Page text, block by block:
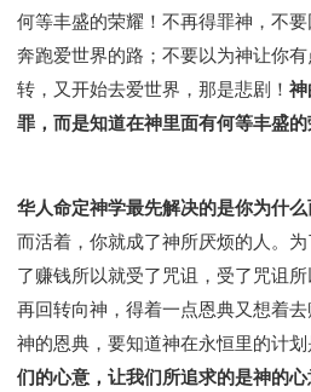
何等丰盛的荣耀！不再得罪神，不
奔跑爱世界的路；不要以为神让你
转，又开始去爱世界，那是悲剧！ 神
罪，而是知道在神里面有何等丰盛的
华人命定神学最先解决的是你为什么
而活着，你就成了神所厌烦的人。
了赚钱所以就受了咒诅，受了咒诅
再回转向神，得着一点恩典又想着
神的恩典，要知道神在永恒里的计划
们的心意，让我们所追求的是神的